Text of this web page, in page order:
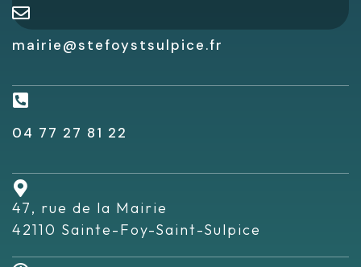
mairie@stefoystsulpice.fr
04 77 27 81 22
47, rue de la Mairie
42110 Sainte-Foy-Saint-Sulpice